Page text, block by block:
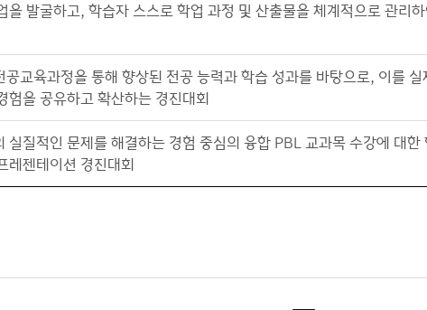
을 발굴하고, 학습자 스스로 학업 과정 및 산출물을 체계적으로 관리
교육과정을 통해 향상된 전공 능력과 학습 성과를 바탕으로, 이를
험을 공유하고 확산하는 경진대회
실질적인 문제를 해결하는 경험 중심의 융합 PBL 교과목 수강에 대
레젠테이션 경진대회